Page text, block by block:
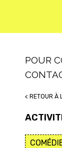
POUR
< RETOUR À